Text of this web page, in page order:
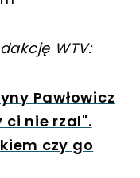
WTV:
Pawłowicz
ci nie rzal".
czy go